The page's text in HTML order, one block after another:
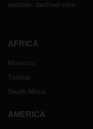
website: dachser.com
AFRICA
Morocco
Tunisia
South Africa
AMERICA